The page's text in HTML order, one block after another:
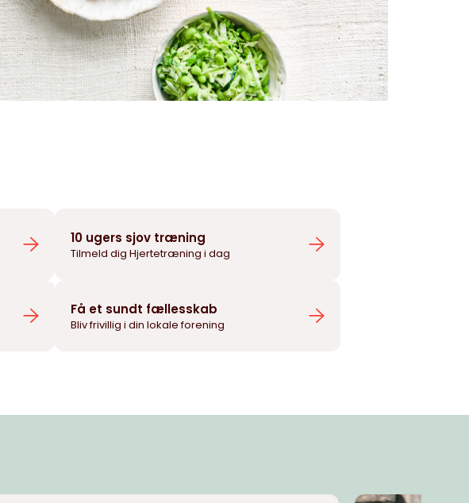
10 ugers sjov træning
Tilmeld dig Hjertetræning i dag
Få et sundt fællesskab
Bliv frivillig i din lokale forening